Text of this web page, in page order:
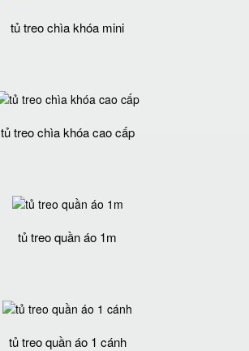
tủ treo chìa khóa mini
tủ treo chìa khóa cao cấp
tủ treo quần áo 1m
tủ treo quần áo 1 cánh